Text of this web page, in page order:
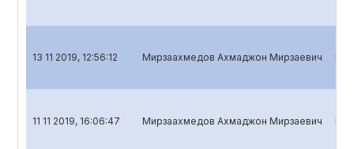
13 11 2019, 12:56:12 Мирзаахмедов Ахмаджон Мирзаевич
11 11 2019, 16:06:47 Мирзаахмедов Ахмаджон Мирзаевич